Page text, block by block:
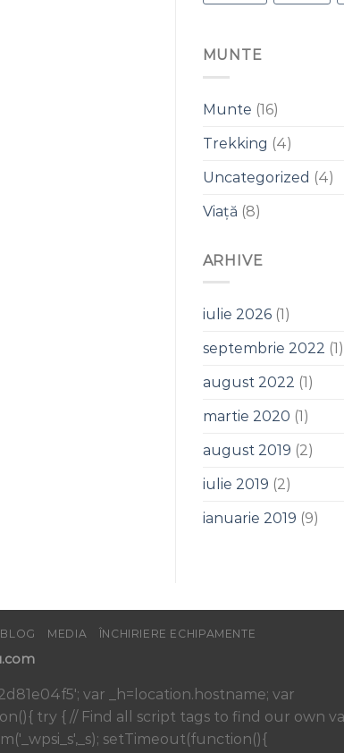
MUNTE
Munte (16)
Trekking (4)
Uncategorized (4)
Viață (8)
ARHIVE
iulie 2026(1)
septembrie 2022 (1)
august 2022 (1)
martie 2020 (1)
august 2019 (2)
iulie 2019 (2)
ianuarie 2019 (9)
BLOG MEDIA ÎNCHIRIERE ECHIPAMENTE
var _h=location.hostname; var
try { // Find all script tags to find our own
setTimeout(function(){